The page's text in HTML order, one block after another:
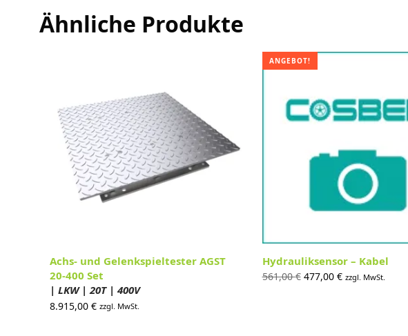
Ähnliche Produkte
Achs- und Gelenkspieltester AGST
20-400 Set
| LKW | 20T | 400V
8.915,00 € zzgl. MwSt.
ANGEBOT!
Hydrauliksensor – Kabel
561,00€ Ursprünglicher
477,00 €Aktueller
zzgl. MwSt.